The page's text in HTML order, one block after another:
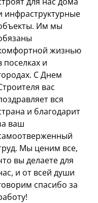
инфраструктурные
Им мы
жизнью
поселках и
С Днем
вас
вся
и благодарит
ваш
Мы ценим все,
вы делаете для
и от всей души
спасибо за